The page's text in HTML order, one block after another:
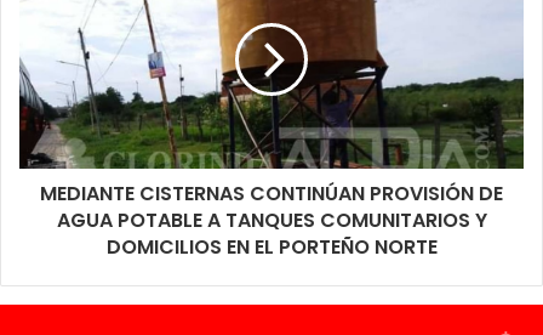
MEDIANTE CISTERNAS CONTINÚAN PROVISIÓN DE
AGUA POTABLE A TANQUES COMUNITARIOS Y
DOMICILIOS EN EL PORTEÑO NORTE